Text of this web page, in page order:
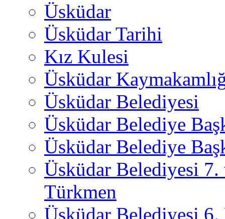
Üsküdar
Üsküdar Tarihi
Kız Kulesi
Üsküdar
Üsküdar Belediyesi
Üsküdar Belediye
Üsküdar Belediye
Üsküdar Belediyesi
Türkmen
Üsküdar Belediyesi 6.